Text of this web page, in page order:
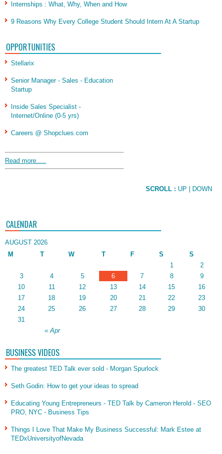
Internships : What, Why, When and How
9 Reasons Why Every College Student Should Intern At A Startup
OPPORTUNITIES
Stellarix
Senior Manager - Sales - Education
Startup
Inside Sales Specialist -
Internet/Online (0-5 yrs)
Careers @ Shopclues.com
Read more.....
SCROLL : UP | DOWN
CALENDAR
AUGUST 2026
M
T W T F S S
« Apr
1
2
3
4 5 6 7 8
9
10
11 12 13 14 15
16
17
18 19 20 21 22
23
24
25 26 27 28 29
30
31
BUSINESS VIDEOS
The greatest TED Talk ever sold - Morgan Spurlock
Seth Godin: How to get your ideas to spread
Educating Young Entrepreneurs - TED Talk by Cameron Herold - SEO
PRO, NYC - Business Tips
Things I Love That Make My Business Successful: Mark Estee at
TEDxUniversityofNevada